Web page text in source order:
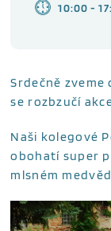
10:00 -
Srdečně zveme
se rozbzučí akce
Naši kolegové
obohatí super
mlsném